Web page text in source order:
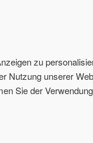
zu
Nutzung unserer
Sie der